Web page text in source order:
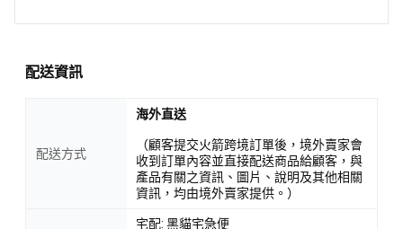
配送資訊
配送方式
海外直送
（顧客提交火箭跨境訂單後，境外賣家會
收到訂單內容並直接配送商品給顧客，與
產品有關之資訊、圖片、說明及其他相關
資訊，均由境外賣家提供。）
宅配: 黑貓宅急便